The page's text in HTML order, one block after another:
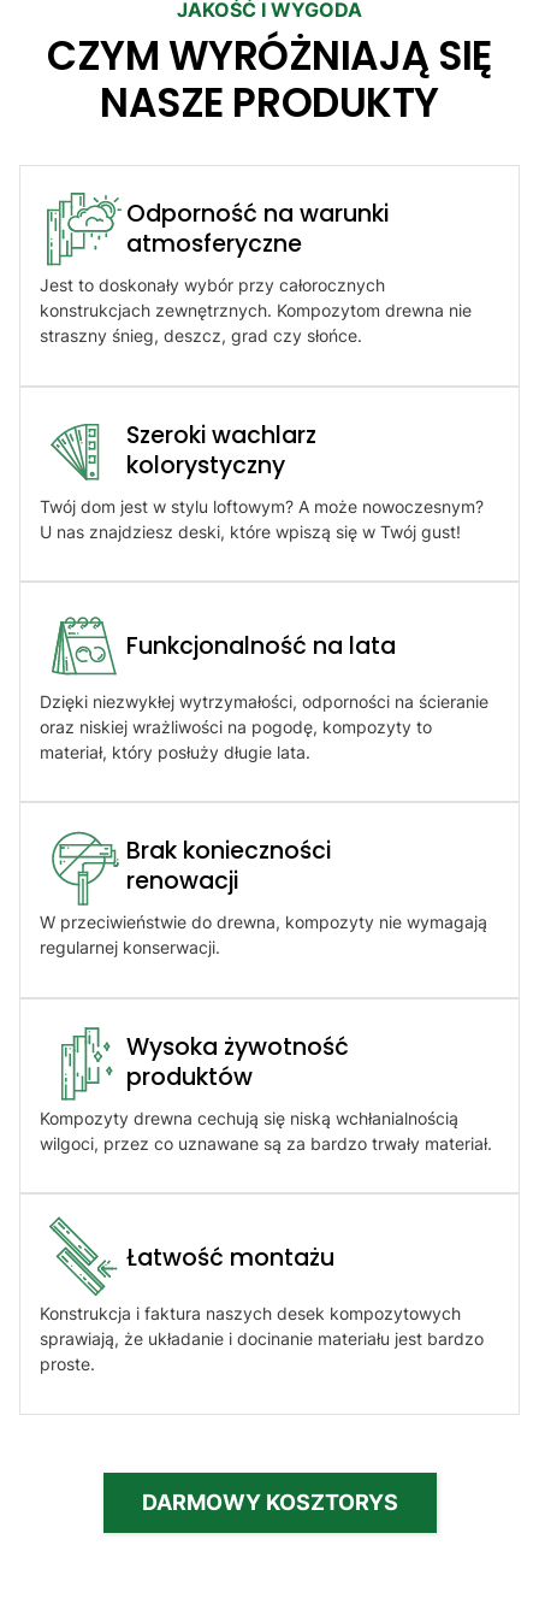
JAKOŚĆ I WYGODA
CZYM WYRÓŻNIAJĄ SIĘ
NASZE PRODUKTY
Odporność na warunki
atmosferyczne​
Jest to doskonały wybór przy całorocznych
konstrukcjach zewnętrznych. Kompozytom drewna nie
straszny śnieg, deszcz, grad czy słońce.
Szeroki wachlarz
kolorystyczny
Twój dom jest w stylu loftowym? A może nowoczesnym?
U nas znajdziesz deski, które wpiszą się w Twój gust!
Funkcjonalność na lata
Dzięki niezwykłej wytrzymałości, odporności na ścieranie
oraz niskiej wrażliwości na pogodę, kompozyty to
materiał, który posłuży długie lata.
Brak konieczności
renowacji​
W przeciwieństwie do drewna, kompozyty nie wymagają
regularnej konserwacji.
Wysoka żywotność
produktów​
Kompozyty drewna cechują się niską wchłanialnością
wilgoci, przez co uznawane są za bardzo trwały materiał.
Łatwość montażu​
Konstrukcja i faktura naszych desek kompozytowych
sprawiają, że układanie i docinanie materiału jest bardzo
proste.
DARMOWY KOSZTORYS